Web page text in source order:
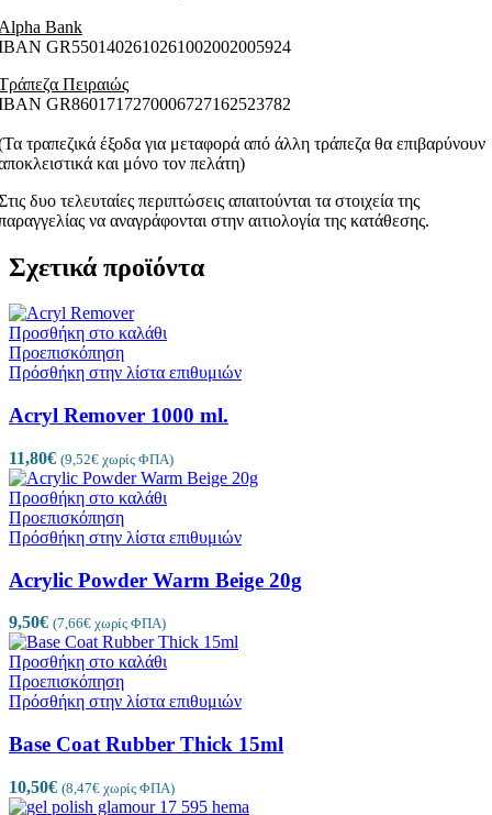
Bank
GR5501402610261002002005924
Πειραιώς
GR8601717270006727162523782
τραπεζικά έξοδα για μεταφορά από άλλη τράπεζα θα επιβαρύνουν
και μόνο τον πελάτη)
δυο τελευταίες περιπτώσεις απαιτούνται τα στοιχεία της
να αναγράφονται στην αιτιολογία της κατάθεσης.
Σχετικά προϊόντα
Προσθήκη στο καλάθι
Προεπισκόπηση
Πρόσθήκη στην λίστα επιθυμιών
Acryl Remover 1000 ml.
11,80€ (9,52€ χωρίς ΦΠΑ)
Προσθήκη στο καλάθι
Προεπισκόπηση
Πρόσθήκη στην λίστα επιθυμιών
Acrylic Powder Warm Beige 20g
9,50€ (7,66€ χωρίς ΦΠΑ)
Προσθήκη στο καλάθι
Προεπισκόπηση
Πρόσθήκη στην λίστα επιθυμιών
Base Coat Rubber Thick 15ml
10,50€ (8,47€ χωρίς ΦΠΑ)